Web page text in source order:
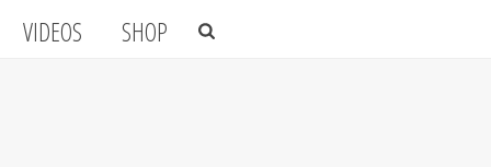
VIDEOS SHOP